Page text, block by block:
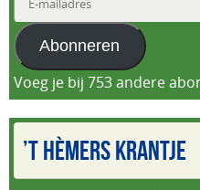
mailadres
Abonneren
Voeg je bij 753 andere
’T HÈMERS KRANTJE